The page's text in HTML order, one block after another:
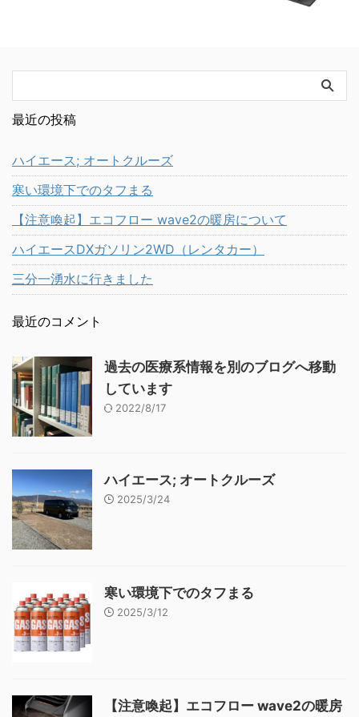
最近の投稿
ハイエース; オートクルーズ
寒い環境下でのタフまる
【注意喚起】エコフロー wave2の暖房について
ハイエースDXガソリン2WD（レンタカー）
三分一湧水に行きました
最近のコメント
過去の医療系情報を別のブログへ移動
しています
2022/8/17
ハイエース; オートクルーズ
2025/3/24
寒い環境下でのタフまる
2025/3/12
【注意喚起】エコフロー wave2の暖房